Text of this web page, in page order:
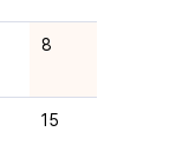
8
15